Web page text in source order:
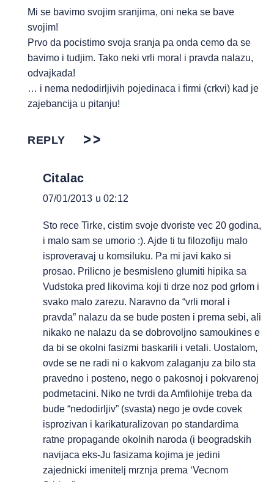
Mi se bavimo svojim sranjima, oni neka se bave
svojim!
Prvo da pocistimo svoja sranja pa onda cemo da se
bavimo i tudjim. Tako neki vrli moral i pravda nalazu,
odvajkada!
… i nema nedodirljivih pojedinaca i firmi (crkvi) kad je
zajebancija u pitanju!
REPLY
Citalac
07/01/2013 u 02:12
Sto rece Tirke, cistim svoje dvoriste vec 20 godina,
i malo sam se umorio :). Ajde ti tu filozofiju malo
isproveravaj u komsiluku. Pa mi javi kako si
prosao. Prilicno je besmisleno glumiti hipika sa
Vudstoka pred likovima koji ti drze noz pod grlom i
svako malo zarezu. Naravno da “vrli moral i
pravda” nalazu da se bude posten i prema sebi, ali
nikako ne nalazu da se dobrovoljno samoukines e
da bi se okolni fasizmi baskarili i vetali. Uostalom,
ovde se ne radi ni o kakvom zalaganju za bilo sta
pravedno i posteno, nego o pakosnoj i pokvarenoj
podmetacini. Niko ne tvrdi da Amfilohije treba da
bude “nedodirljiv” (svasta) nego je ovde covek
isprozivan i karikaturalizovan po standardima
ratne propagande okolnih naroda (i beogradskih
navijaca eks-Ju fasizama kojima je jedini
zajednicki imenitelj mrznja prema ‘Vecnom